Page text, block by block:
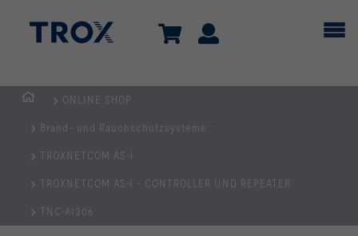
ONLINE SHOP
Brand- und Rauchschutzsysteme
TROXNETCOM AS-i
TROXNETCOM AS-I - CONTROLLER UND REPEATER
TNC-A1306